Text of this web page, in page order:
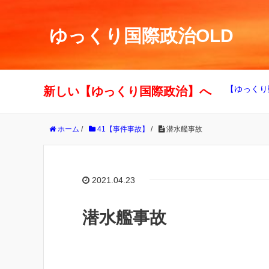
ゆっくり国際政治OLD
新しい【ゆっくり国際政治】へ 【ゆっく
ホーム / 41【事件事故】 / 潜水艦事故
2021.04.23
潜水艦事故